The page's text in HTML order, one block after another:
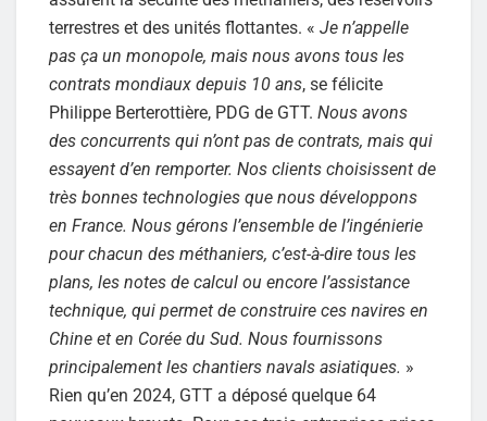
terrestres et des unités flottantes. « Je n’appelle
pas ça un monopole, mais nous avons tous les
contrats mondiaux depuis 10 ans, se félicite
Philippe Berterottière, PDG de GTT. Nous avons
des concurrents qui n’ont pas de contrats, mais qui
essayent d’en remporter. Nos clients choisissent de
très bonnes technologies que nous développons
en France. Nous gérons l’ensemble de l’ingénierie
pour chacun des méthaniers, c’est-à-dire tous les
plans, les notes de calcul ou encore l’assistance
technique, qui permet de construire ces navires en
Chine et en Corée du Sud. Nous fournissons
principalement les chantiers navals asiatiques. »
Rien qu’en 2024, GTT a déposé quelque 64